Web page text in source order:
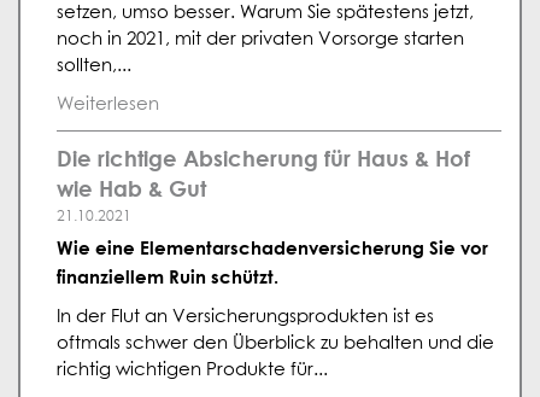
setzen, umso besser. Warum Sie spätestens jetzt,
noch in 2021, mit der privaten Vorsorge starten
sollten,...
Weiterlesen
Die richtige Absicherung für Haus & Hof
wie Hab & Gut
21.10.2021
Wie eine Elementarschadenversicherung Sie vor
finanziellem Ruin schützt.
In der Flut an Versicherungsprodukten ist es
oftmals schwer den Überblick zu behalten und die
richtig wichtigen Produkte für...